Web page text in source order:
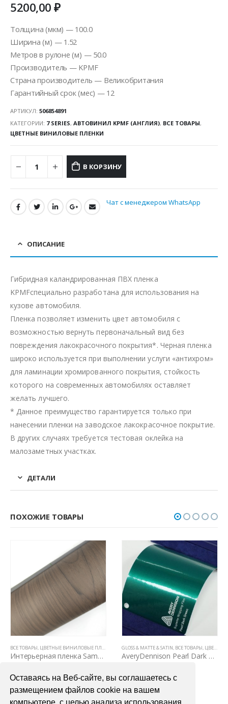
Оставаясь на Веб-сайте, вы соглашаетесь с
размещением файлов cookie на вашем
компьютере, с целью анализа использования
5200,00₽
Толщина (мкм) — 100.0
Ширина (м) — 1.52
Метров в рулоне (м) — 50.0
Производитель — KPMF
Страна производитель — Великобритания
Гарантийный срок (мес) — 12
АРТИКУЛ: 506854891
КАТЕГОРИИ: 7 SERIES, АВТОВИНИЛ KPMF (АНГЛИЯ), ВСЕ ТОВАРЫ,
ЦВЕТНЫЕ ВИНИЛОВЫЕ ПЛЕНКИ
В КОРЗИНУ
Чат с менеджером WhatsApp
ОПИСАНИЕ
Гибридная каландрированная ПВХ пленка
KPMFспециально разработана для использования на
кузове автомобиля.
Пленка позволяет изменить цвет автомобиля с
возможностью вернуть первоначальный вид без
повреждения лакокрасочного покрытия*. Черная пленка
широко используется при выполнении услуги «антихром»
для ламинации хромированного покрытия, стойкость
которого на современных автомобилях оставляет
желать лучшего.
* Данное преимущество гарантируется только при
нанесении пленки на заводское лакокрасочное покрытие.
В других случаях требуется тестовая оклейка на
малозаметных участках.
ДЕТАЛИ
ПОХОЖИЕ ТОВАРЫ
GLOSS & MATTE & SATIN
ВСЕ ТОВАРЫ, ЦВЕТНЫЕ ВИНИЛОВЫЕ ПЛЕНКИ ПЛЕНКИ С ФАКТУРОЙ ДЕРЕВА И КОЖИ
Интерьерная пленка Samsung SG 5507
В КОРЗИНУ
GLOSS & MATTE & SATIN, ВСЕ ТОВАРЫ, ЦВЕТНЫЕ ВИНИЛОВЫЕ ПЛЕНКИ
AveryDennison Pearl Dark Green (темно-зеленый перламутр)
В КОРЗИНУ